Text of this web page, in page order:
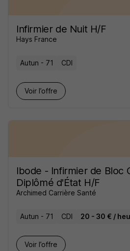
Infirmier de Nuit H/F
Hays France
Autun - 71 CDI
Voir l’offre
Ibode - Infirmier de Bloc
Diplômé d'État H/F
Archimed Carrière Santé
Autun - 71 CDI 20 - 30 € /
Voir l’offre